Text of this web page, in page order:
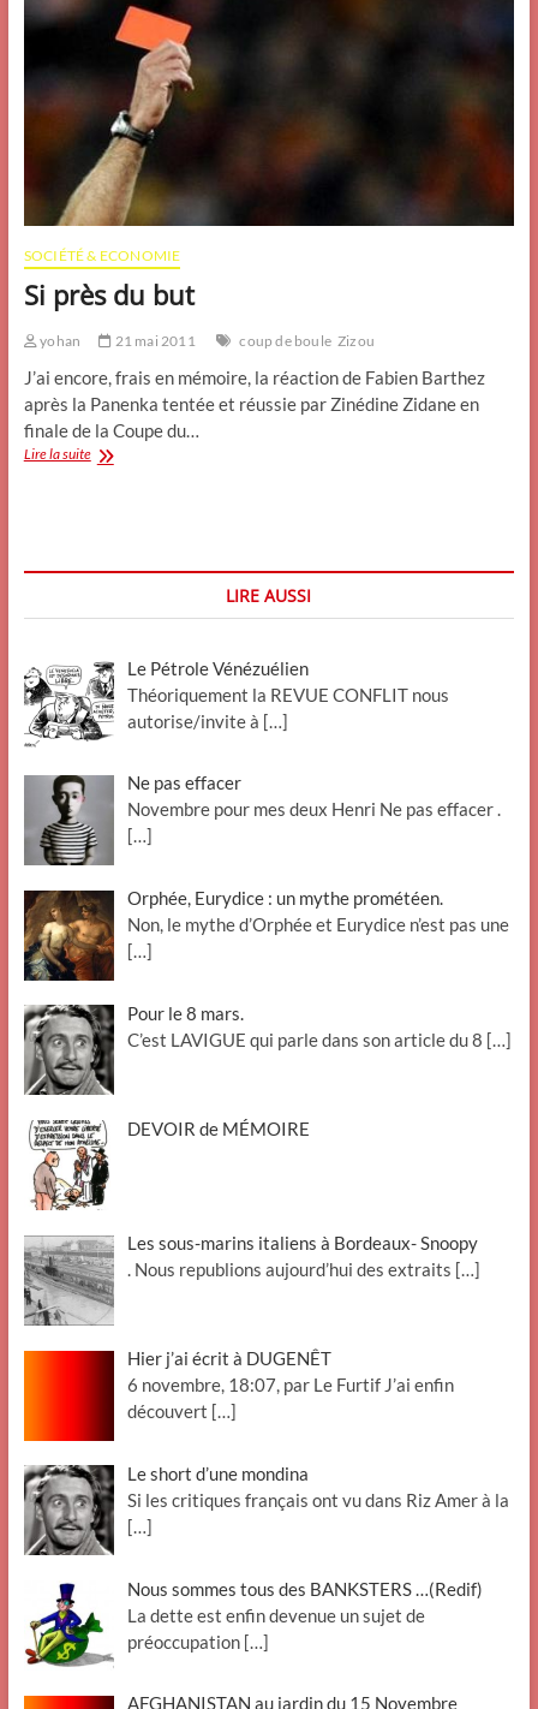
SOCIÉTÉ & ECONOMIE
Si près du but
yohan 21 mai 2011 coup de boule Zizou
J’ai encore, frais en mémoire, la réaction de Fabien Barthez
après la Panenka tentée et réussie par Zinédine Zidane en
finale de la Coupe du…
Lire la suiteSi
LIRE AUSSI
Le Pétrole Vénézuélien
Théoriquement la REVUE CONFLIT nous
autorise/invite à […]
Ne pas effacer
Novembre pour mes deux Henri Ne pas effacer .
[…]
Orphée, Eurydice : un mythe prométéen.
Non, le mythe d’Orphée et Eurydice n’est pas une
[…]
Pour le 8 mars.
C’est LAVIGUE qui parle dans son article du 8 […]
DEVOIR de MÉMOIRE
Les sous-marins italiens à Bordeaux- Snoopy
. Nous republions aujourd’hui des extraits […]
Hier j’ai écrit à DUGENÊT
6 novembre, 18:07, par Le Furtif J’ai enfin
découvert […]
Le short d’une mondina
Si les critiques français ont vu dans Riz Amer à la
[…]
Nous sommes tous des BANKSTERS …(Redif)
La dette est enfin devenue un sujet de
préoccupation […]
AFGHANISTAN au jardin du 15 Novembre